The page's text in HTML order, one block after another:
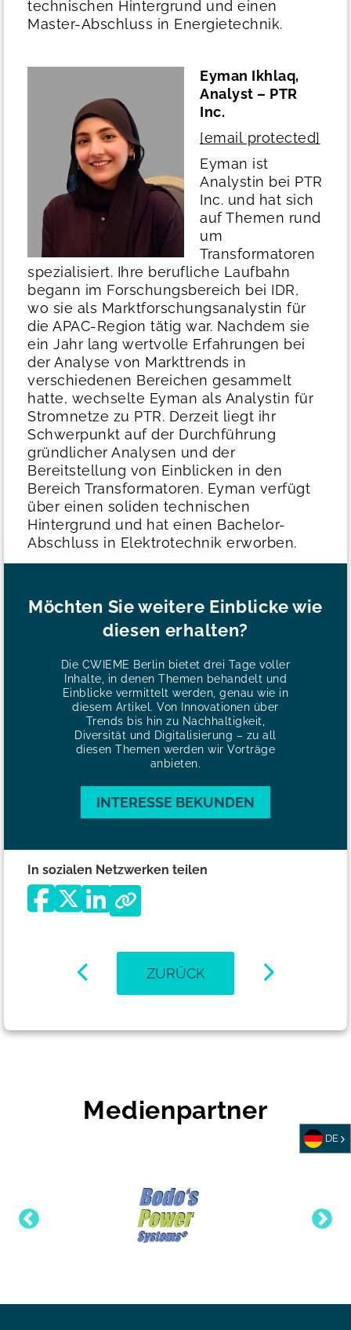
technischen Hintergrund und einen
Master-Abschluss in Energietechnik.
Eyman Ikhlaq,
Analyst – PTR
Inc.
[email protected]
Eyman ist
Analystin bei PTR
Inc. und hat sich
auf Themen rund
um
Transformatoren
spezialisiert. Ihre berufliche Laufbahn
begann im Forschungsbereich bei IDR,
wo sie als Marktforschungsanalystin für
die APAC-Region tätig war. Nachdem sie
ein Jahr lang wertvolle Erfahrungen bei
der Analyse von Markttrends in
verschiedenen Bereichen gesammelt
hatte, wechselte Eyman als Analystin für
Stromnetze zu PTR. Derzeit liegt ihr
Schwerpunkt auf der Durchführung
gründlicher Analysen und der
Bereitstellung von Einblicken in den
Bereich Transformatoren. Eyman verfügt
über einen soliden technischen
Hintergrund und hat einen Bachelor-
Abschluss in Elektrotechnik erworben.
Möchten Sie weitere Einblicke wie
diesen erhalten?
Die CWIEME Berlin bietet drei Tage voller
Inhalte, in denen Themen behandelt und
Einblicke vermittelt werden, genau wie in
diesem Artikel. Von Innovationen über
Trends bis hin zu Nachhaltigkeit,
Diversität und Digitalisierung – zu all
diesen Themen werden wir Vorträge
anbieten.
INTERESSE BEKUNDEN
In sozialen Netzwerken teilen
ZURÜCK
Medienpartner
DE